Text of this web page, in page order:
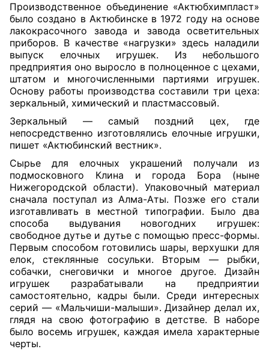
Производственное объединение «Актюбхимпласт»
было создано в Актюбинске в 1972 году на основе
лакокрасочного завода и завода осветительных
приборов. В качестве «нагрузки» здесь наладили
выпуск елочных игрушек. Из небольшого
предприятия оно выросло в полноценное с цехами,
штатом и многочисленными партиями игрушек.
Основу работы производства составили три цеха:
зеркальный, химический и пластмассовый.
Зеркальный — самый поздний цех, где
непосредственно изготовлялись елочные игрушки,
пишет «Актюбинский вестник».
Сырье для елочных украшений получали из
подмосковного Клина и города Бора (ныне
Нижегородской области). Упаковочный материал
сначала поступал из Алма-Аты. Позже его стали
изготавливать в местной типографии. Было два
способа выдувания новогодних игрушек:
свободное дутье и дутье с помощью пресс-формы.
Первым способом готовились шары, верхушки для
елок, стеклянные сосульки. Вторым — рыбки,
собачки, снеговички и многое другое. Дизайн
игрушек разрабатывали на предприятии
самостоятельно, кадры были. Среди интересных
серий — «Мальчиши-малыши». Дизайнер делал их,
глядя на свою фотографию в детстве. В наборе
было восемь игрушек, каждая имела характерные
черты.